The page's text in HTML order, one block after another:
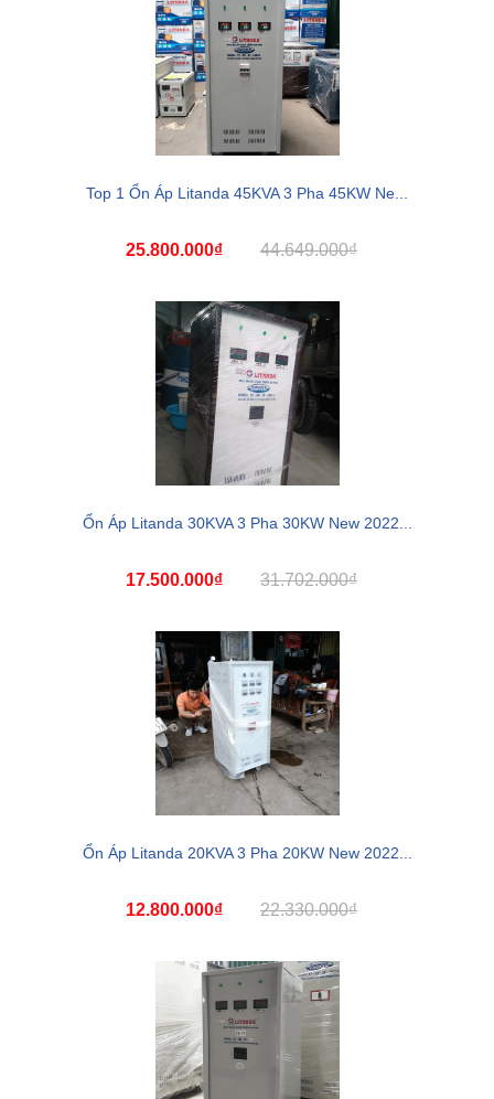
Top 1 Ổn Áp Litanda 45KVA 3 Pha 45KW Ne...
25.800.000₫ 44.649.000₫
Ổn Áp Litanda 30KVA 3 Pha 30KW New 2022...
17.500.000₫ 31.702.000₫
Ổn Áp Litanda 20KVA 3 Pha 20KW New 2022...
12.800.000₫ 22.330.000₫